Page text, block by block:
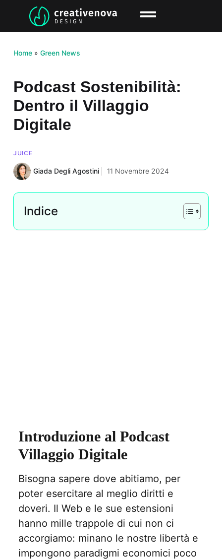
Home» Green News
Podcast Sostenibilità:
Dentro il Villaggio
Digitale
JUICE
Giada Degli Agostini 11 Novembre 2024
Indice
Introduzione al Podcast
Villaggio Digitale
Bisogna sapere dove abitiamo, per
poter esercitare al meglio diritti e
doveri. Il Web e le sue estensioni
hanno mille trappole di cui non ci
accorgiamo: minano le nostre libertà e
impongono paradigmi economici poco